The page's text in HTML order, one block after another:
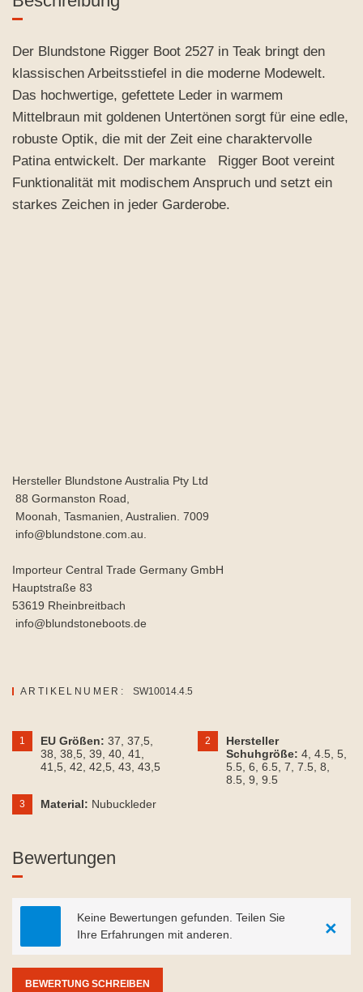
Der Blundstone Rigger Boot 2527 in Teak bringt den
klassischen Arbeitsstiefel in die moderne Modewelt.
Das hochwertige, gefettete Leder in warmem
Mittelbraun mit goldenen Untertönen sorgt für eine edle,
robuste Optik, die mit der Zeit eine charaktervolle
Patina entwickelt. Der markante Rigger Boot vereint
Funktionalität mit modischem Anspruch und setzt ein
starkes Zeichen in jeder Garderobe.
Hersteller Blundstone Australia Pty Ltd
88 Gormanston Road,
Moonah, Tasmanien, Australien. 7009
info@blundstone.com.au.
Importeur Central Trade Germany GmbH
Hauptstraße 83
53619 Rheinbreitbach
info@blundstoneboots.de
ARTIKELNUMER: SW10014.4.5
1 EU Größen: 37 , 37,5
38 , 38,5 , 39 , 40 , 41
41,5 , 42 , 42,5 , 43 , 43,5
2
Hersteller
Schuhgröße: 4 , 4.5 , 5
5.5 , 6 , 6.5 , 7 , 7.5 , 8
8.5 , 9 , 9.5
3 Material: Nubuckleder
Bewertungen
Keine Bewertungen gefunden. Teilen Sie
Ihre Erfahrungen mit anderen.
×
BEWERTUNG SCHREIBEN